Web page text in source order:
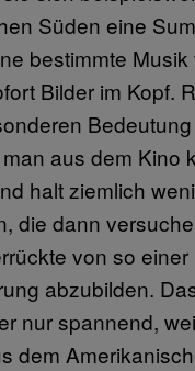
Süden eine
bestimmte Musik
Bilder im Kopf.
aus dem Kino
halt ziemlich
die dann
von so einer
abzubilden.
nur spannend,
dem